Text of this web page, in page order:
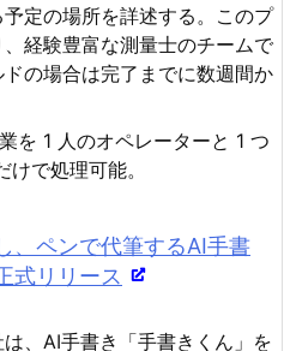
定の場所を詳述する。このプ
経験豊富な測量士のチームで
の場合は完了までに数週間か
を 1 人のオペレーターと 1 つ
で処理可能。
、ペンで代筆するAI手書
式リリース
、AI手書き「手書きくん」を